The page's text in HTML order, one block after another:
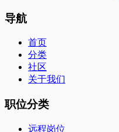
导航
首页
分类
社区
关于我们
职位分类
远程岗位